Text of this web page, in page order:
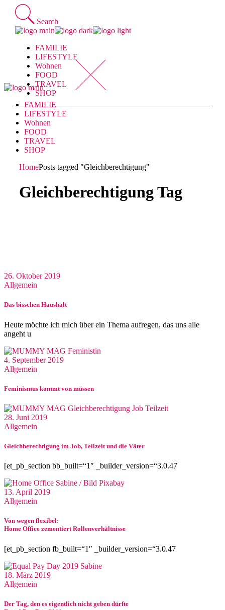
Skip
content
Search
FAMILIE
LIFESTYLE
Wohnen
FOOD
TRAVEL
SHOP
FAMILIE
LIFESTYLE
Wohnen
FOOD
TRAVEL
SHOP
HomePosts tagged "Gleichberechtigung"
Gleichberechtigung Tag
26. Oktober 2019
Allgemein
Das bisschen Haushalt
Heute möchte ich mich über ein Thema aufregen, das uns alle
angeht u
4. September 2019
Allgemein
Feminismus kommt von müssen
28. Juni 2019
Allgemein
Gleichberechtigung im Job, Teilzeit und die Väter
[et_pb_section bb_built=“1″ _builder_version=“3.0.47
13. April 2019
Allgemein
Von wegen flexibel:
Home Office zementiert Rollenverhältnisse
[et_pb_section fb_built=“1″ _builder_version=“3.0.47
18. März 2019
Allgemein
Der Tag, den es eigentlich nicht geben dürfte